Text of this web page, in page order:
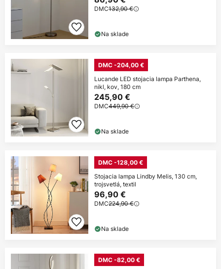
DMC132,90 €
Na sklade
DMC -204,00 €
Lucande LED stojacia lampa Parthena,
nikl, kov, 180 cm
245,90 €
DMC449,90 €
Na sklade
DMC -128,00 €
Stojacia lampa Lindby Melis, 130 cm,
trojsvetlá, textil
96,90 €
DMC224,90 €
Na sklade
DMC -82,00 €